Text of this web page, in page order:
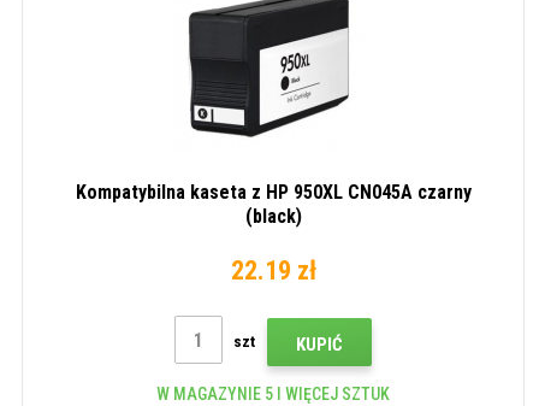
Kompatybilna kaseta z HP 950XL CN045A czarny
(black)
22.19 zł
szt KUPIĆ
W MAGAZYNIE 5 I WIĘCEJ SZTUK